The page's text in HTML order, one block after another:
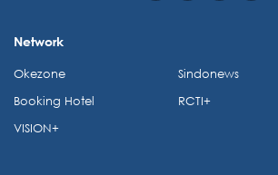
Network
Okezone
Booking Hotel
VISION+
Sindonews
RCTI+